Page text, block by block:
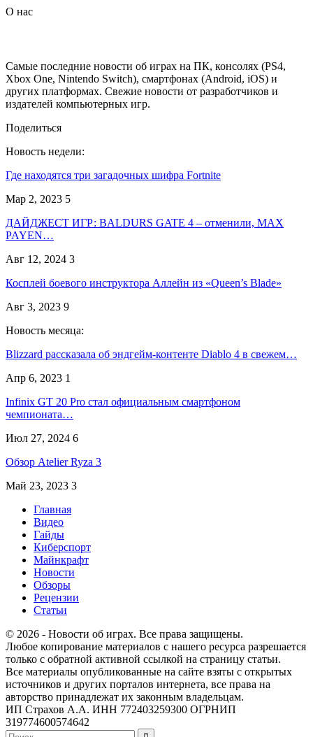
О нас
Самые последние новости об играх на ПК, консолях (PS4,
Xbox One, Nintendo Switch), смартфонах (Android, iOS) и
других платформах. Свежие новости от разработчиков и
издателей компьютерных игр.
Поделиться
Новость недели:
Где находятся три загадочных шифра Fortnite
Мар 2, 2023 5
ДАЙДЖЕСТ ИГР: BALDURS GATE 4 – отменили, MAX
PAYEN…
Авг 12, 2024 3
Косплей боевого инструктора Аллейн из «Queen’s Blade»
Авг 3, 2023 9
Новость месяца:
Blizzard рассказала об эндгейм-контенте Diablo 4 в свежем…
Апр 6, 2023 1
Infinix GT 20 Pro стал официальным смартфоном
чемпионата…
Июл 27, 2024 6
Обзор Atelier Ryza 3
Май 23, 2023 3
Главная
Видео
Гайды
Киберспорт
Майнкрафт
Новости
Обзоры
Рецензии
Статьи
© 2026 - Новости об играх. Все права защищены.
Любое копирование материалов с нашего ресурса разрешается
только с обратной активной ссылкой на страницу статьи.
Все материалы опубликованные на сайте взяты с открытых
источников и других порталов интернета, все права на
авторство принадлежат их законным владельцам.
ИП Страхов А.А. ИНН 772403259300 ОГРНИП
319774600574642